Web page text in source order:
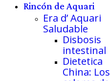
Rincón de Aquari
Era d’ Aquari
Saludable
Disbosis
intestinal
Dietetica
China: Los